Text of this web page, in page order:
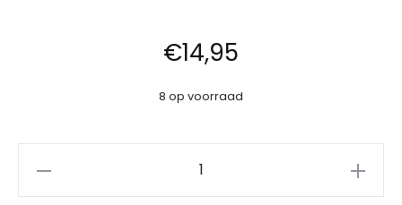
€14,95
8 op voorraad